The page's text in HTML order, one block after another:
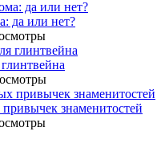
да или нет?
знаменитостей